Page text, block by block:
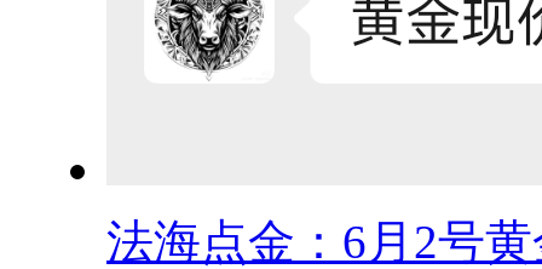
法海点金：6月2号黄